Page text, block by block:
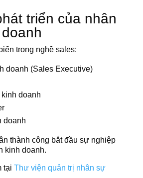
triển của nhân
trong nghề sales:
doanh (Sales Executive)
doanh
doanh
thành công bắt đầu sự nghiệp
kinh doanh.
tại Thư viện quản trị nhân sự